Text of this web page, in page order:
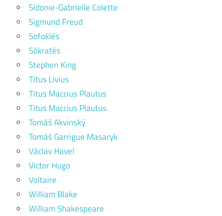
Sidonie-Gabrielle Colette
Sigmund Freud
Sofoklés
Sókratés
Stephen King
Titus Livius
Titus Maccius Plautus
Titus Maccius Plautus.
Tomáš Akvinský
Tomáš Garrigue Masaryk
Václav Havel
Victor Hugo
Voltaire
William Blake
William Shakespeare